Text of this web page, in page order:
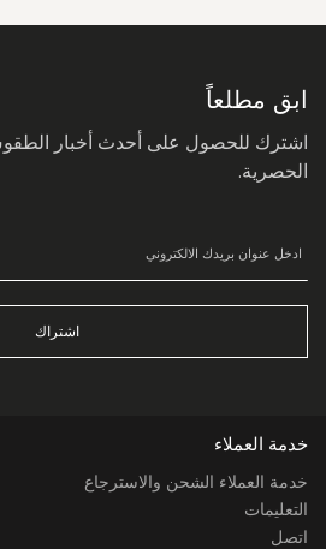
ابق مطلعاً
اشترك للحصول على أحدث أخبار
الحصرية.
اشتراك
خدمة العملاء
خدمة العملاء الشحن والاسترجاع
التعليمات
اتصل